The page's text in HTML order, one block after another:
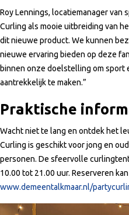
Roy Lennings, locatiemanager van
Curling als mooie uitbreiding van
dit nieuwe product. We kunnen
nieuwe ervaring bieden op deze
binnen onze doelstelling om sport
aantrekkelijk te maken.”
Praktische
Wacht niet te lang en ontdek het
Curling is geschikt voor jong en
personen. De sfeervolle
10.00 tot 21.00 uur. Reserveren kan
www.demeentalkmaar.nl/